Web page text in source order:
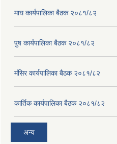
माघ कार्यपालिका बैठक २०८१/८२
पुष कार्यपालिका बैठक २०८१/८२
मंसिर कार्यपालिका बैठक २०८१/८२
कार्तिक कार्यपालिका बैठक २०८१/८२
अन्य